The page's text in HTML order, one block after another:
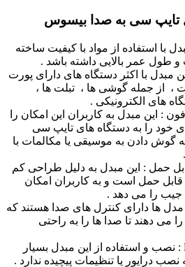
تایپ سی به صدا بیسوس
با استفاده از مواد با کیفیت ساخته
طول عمر بالایی داشته باشد .
مبدل با اکثر دستگاه‌ های دارای پورت
از جمله گوشی‌ ها ، تبلت‌ ها ،
های الکترونیکی .
: این مبدل به کاربران این امکان را
خود را به دستگاه‌ های تایپ سی
گوش دادن به موسیقی یا مکالمات با
حمل : این مبدل به دلیل طراحی کم
حمل است و به کاربران امکان
جیب را می ‌دهد .
ها دارای کنترل‌ های صدا هستند که
می ‌دهند تا صدا ها را به راحتی
کارکرد Plug and Play : نصب و استفاده از این مبدل بسیار
درایور یا تنظیمات پیچیده ندارد .